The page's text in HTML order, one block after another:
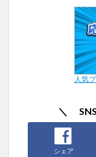
人気
＼
シェア